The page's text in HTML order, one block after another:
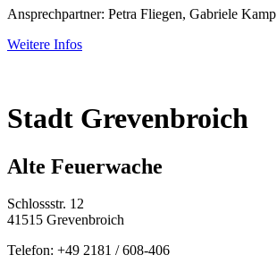
Ansprechpartner: Petra Fliegen, Gabriele Kamp
Weitere Infos
Stadt Grevenbroich
Alte Feuerwache
Schlossstr. 12
41515 Grevenbroich
Telefon: +49 2181 / 608-406